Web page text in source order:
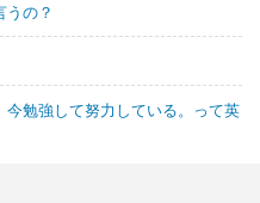
うの？
勉強して努力している。って英